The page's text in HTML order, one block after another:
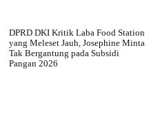
DPRD DKI Kritik Laba Food Station
yang Meleset Jauh, Josephine Minta
Tak Bergantung pada Subsidi
Pangan 2026